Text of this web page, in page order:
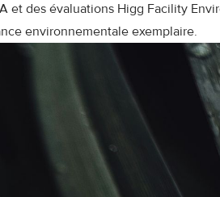
et des évaluations Higg Facility
environnementale exemplaire.